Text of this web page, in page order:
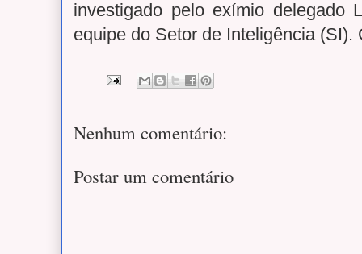
investigado pelo exímio delegado
equipe do Setor de Inteligência (SI).
Nenhum comentário:
Postar um comentário